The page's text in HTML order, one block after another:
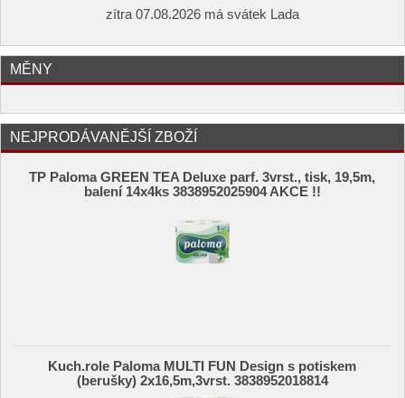
zítra 07.08.2026 má svátek Lada
MĚNY
NEJPRODÁVANĚJŠÍ ZBOŽÍ
TP Paloma GREEN TEA Deluxe parf. 3vrst., tisk, 19,5m,
balení 14x4ks 3838952025904 AKCE !!
Kuch.role Paloma MULTI FUN Design s potiskem
(berušky) 2x16,5m,3vrst. 3838952018814